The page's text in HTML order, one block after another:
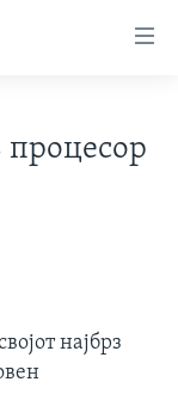
процесор
најбрз